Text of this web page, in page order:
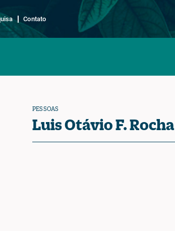
Contato
PESSOAS
Luis Otávio F. Rocha